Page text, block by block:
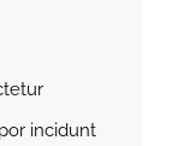
incidunt